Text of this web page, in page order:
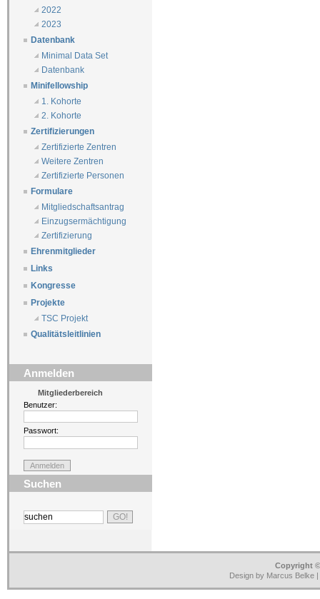
2022
2023
Datenbank
Minimal Data Set
Datenbank
Minifellowship
1. Kohorte
2. Kohorte
Zertifizierungen
Zertifizierte Zentren
Weitere Zentren
Zertifizierte Personen
Formulare
Mitgliedschaftsantrag
Einzugsermächtigung
Zertifizierung
Ehrenmitglieder
Links
Kongresse
Projekte
TSC Projekt
Qualitätsleitlinien
Anmelden
Mitgliederbereich
Benutzer:
Passwort:
Suchen
Copyright
Design by Marcus Belke